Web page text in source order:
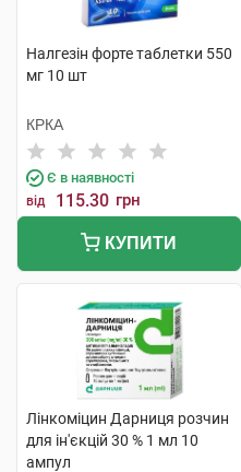
Налгезін форте таблетки 550
мг 10 шт
КРКА
Є в наявності
від 115.30 грн
КУПИТИ
Лінкоміцин Дарниця розчин
для ін'єкцій 30 % 1 мл 10
ампул